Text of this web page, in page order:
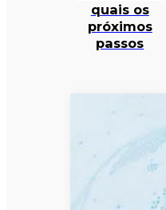
quais os
próximos
passos